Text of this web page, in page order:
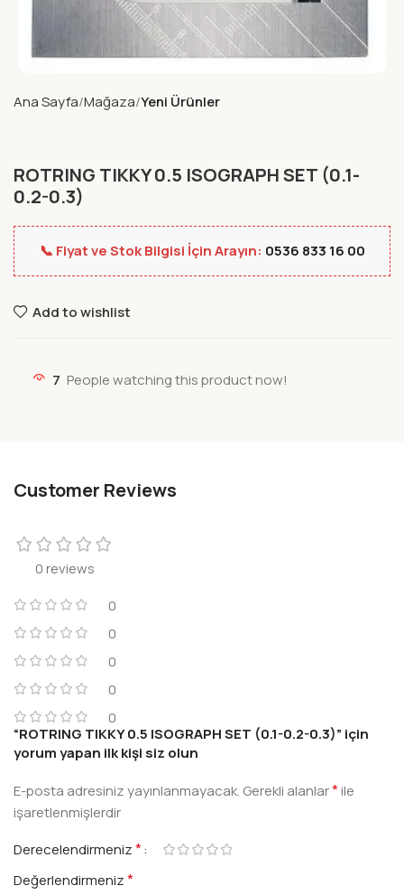
Ana Sayfa Mağaza Yeni Ürünler
ROTRING TIKKY 0.5 ISOGRAPH SET (0.1-
0.2-0.3)
📞 Fiyat ve Stok Bilgisi İçin Arayın: 0536 833 16 00
Add to wishlist
7 People watching this product now!
Customer Reviews
0 reviews
0
0
0
0
0
“ROTRING TIKKY 0.5 ISOGRAPH SET (0.1-0.2-0.3)” için
yorum yapan ilk kişi siz olun
E-posta adresiniz yayınlanmayacak. Gerekli alanlar*ile
işaretlenmişlerdir
Derecelendirmeniz*
Değerlendirmeniz*